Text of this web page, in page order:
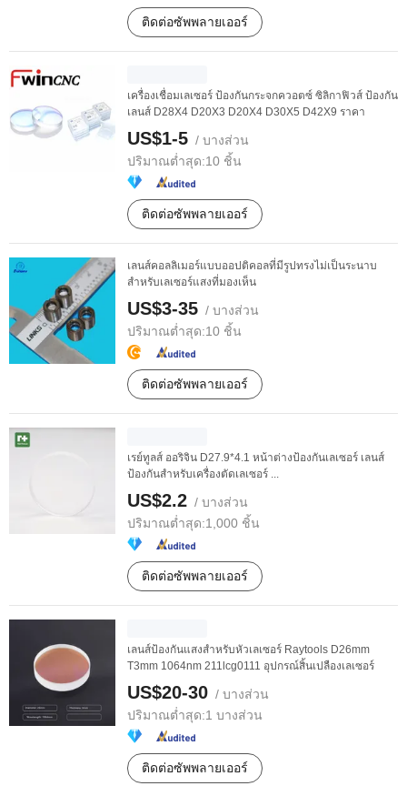
ติดต่อซัพพลายเออร์
เครื่องเชื่อมเลเซอร์ ป้องกันกระจกควอตซ์ ซิลิกาฟิวส์ ป้องกัน
เลนส์ D28X4 D20X3 D20X4 D30X5 D42X9 ราคา
US$1-5 / บางส่วน
ปริมาณต่ำสุด:10 ชิ้น
ติดต่อซัพพลายเออร์
เลนส์คอลลิเมอร์แบบออปติคอลที่มีรูปทรงไม่เป็นระนาบ
สำหรับเลเซอร์แสงที่มองเห็น
US$3-35 / บางส่วน
ปริมาณต่ำสุด:10 ชิ้น
ติดต่อซัพพลายเออร์
เรย์ทูลส์ ออริจิน D27.9*4.1 หน้าต่างป้องกันเลเซอร์ เลนส์
ป้องกันสำหรับเครื่องตัดเลเซอร์ ...
US$2.2 / บางส่วน
ปริมาณต่ำสุด:1,000 ชิ้น
ติดต่อซัพพลายเออร์
เลนส์ป้องกันแสงสำหรับหัวเลเซอร์ Raytools D26mm
T3mm 1064nm 211lcg0111 อุปกรณ์สิ้นเปลืองเลเซอร์
US$20-30 / บางส่วน
ปริมาณต่ำสุด:1 บางส่วน
ติดต่อซัพพลายเออร์